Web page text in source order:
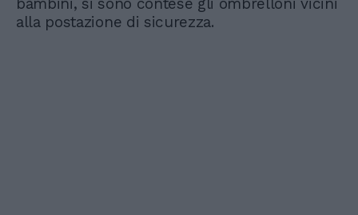
bambini, si sono contese gli ombrelloni vicini
alla postazione di sicurezza.